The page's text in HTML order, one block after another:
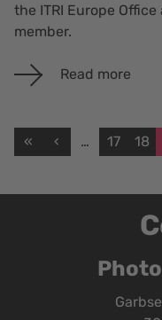
the ITRI Europe Office
member.
Read more
« ‹ … 17 18